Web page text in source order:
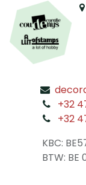
+32
+32
KBC:
BTW: BE